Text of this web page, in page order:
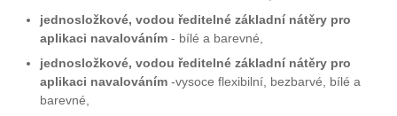
jednosložkové, vodou ředitelné základní nátěry pro
aplikaci navalováním - bílé a barevné,
jednosložkové, vodou ředitelné základní nátěry pro
aplikaci navalováním -vysoce flexibilní, bezbarvé, bílé a
barevné,